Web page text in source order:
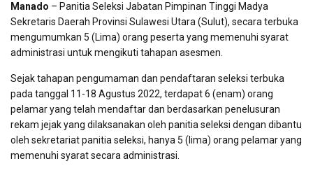
Manado – Panitia Seleksi Jabatan Pimpinan Tinggi Madya
Sekretaris Daerah Provinsi Sulawesi Utara (Sulut), secara terbuka
mengumumkan 5 (Lima) orang peserta yang memenuhi syarat
administrasi untuk mengikuti tahapan asesmen.
Sejak tahapan pengumaman dan pendaftaran seleksi terbuka
pada tanggal 11-18 Agustus 2022, terdapat 6 (enam) orang
pelamar yang telah mendaftar dan berdasarkan penelusuran
rekam jejak yang dilaksanakan oleh panitia seleksi dengan dibantu
oleh sekretariat panitia seleksi, hanya 5 (lima) orang pelamar yang
memenuhi syarat secara administrasi.